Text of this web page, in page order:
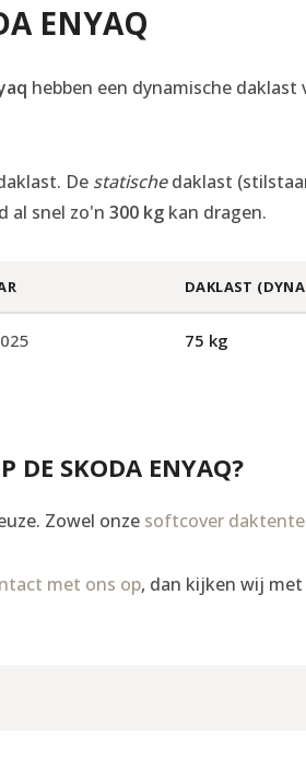
ENYAQ
hebben een dynamische daklast
De statischedaklast
al snel zo'n 300 kg kan dragen.
DAKLAST
75 kg
DE SKODA ENYAQ?
Zowel onze softcover
met ons op, dan kijken wij met